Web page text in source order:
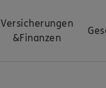
Versicherungen
&Finanzen